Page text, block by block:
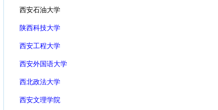
西安石油大学
陕西科技大学
西安工程大学
西安外国语大学
西北政法大学
西安文理学院